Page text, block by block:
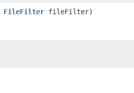
FileFilter fileFilter)